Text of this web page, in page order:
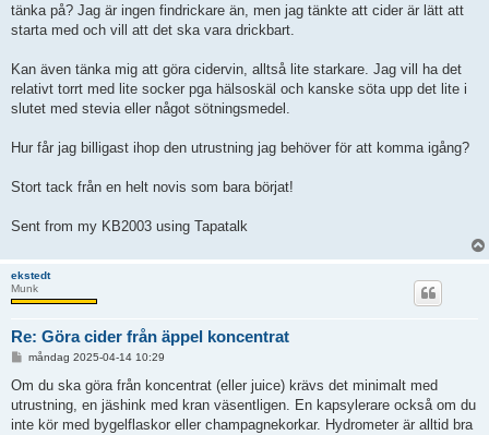
tänka på? Jag är ingen findrickare än, men jag tänkte att cider är lätt att
starta med och vill att det ska vara drickbart.
Kan även tänka mig att göra cidervin, alltså lite starkare. Jag vill ha det
relativt torrt med lite socker pga hälsoskäl och kanske söta upp det lite i
slutet med stevia eller något sötningsmedel.
Hur får jag billigast ihop den utrustning jag behöver för att komma igång?
Stort tack från en helt novis som bara börjat!
Sent from my KB2003 using Tapatalk
ekstedt
Munk
Re: Göra cider från äppel koncentrat
l
g
g
måndag 2025-04-14 10:29
Om du ska göra från koncentrat (eller juice) krävs det minimalt med
utrustning, en jäshink med kran väsentligen. En kapsylerare också om du
inte kör med bygelflaskor eller champagnekorkar. Hydrometer är alltid bra